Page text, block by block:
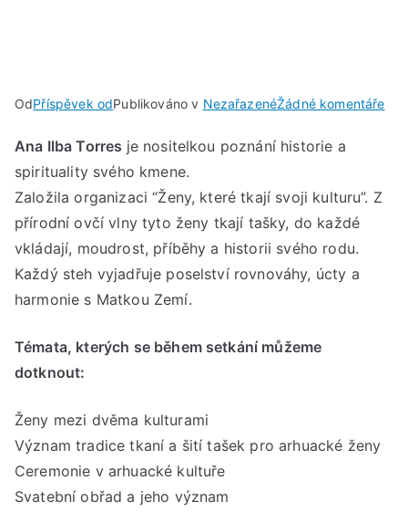
OdPříspěvek odPublikováno v NezařazenéŽádné komentářeu
Ana Ilba Torres je nositelkou poznání historie a
spirituality svého kmene.
Založila organizaci “Ženy, které tkají svoji kulturu”. Z
přírodní ovčí vlny tyto ženy tkají tašky, do každé
vkládají, moudrost, příběhy a historii svého rodu.
Každý steh vyjadřuje poselství rovnováhy, úcty a
harmonie s Matkou Zemí.
Témata, kterých se během setkání můžeme
dotknout:
Ženy mezi dvěma kulturami
Význam tradice tkaní a šití tašek pro arhuacké ženy
Ceremonie v arhuacké kultuře
Svatební obřad a jeho význam